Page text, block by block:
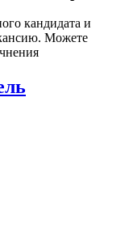
кандидата и
Можете